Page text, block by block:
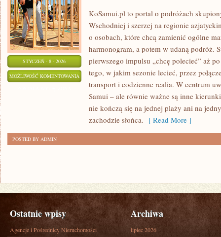
STYCZEŃ - 8 - 2026
MOŻLIWOŚĆ KOMENTOWANIA
LANKA
KoSamui.pl to portal o podróżach
Wschodniej i szerzej na regionie
o osobach, które chcą zamienić ogólne
harmonogram, a potem w udaną podróż.
pierwszego impulsu „chcę polecieć” aż
tego, w jakim sezonie lecieć, przez
transport i codzienne realia. W centrum
Samui – ale równie ważne są inne
nie kończą się na jednej plaży ani na
zachodzie słońca. [ Read More ]
POSTED BY ADMIN
Ostatnie wpisy
Agencje i Pośrednicy Nieruchomości
Archiwa
lipiec 2026